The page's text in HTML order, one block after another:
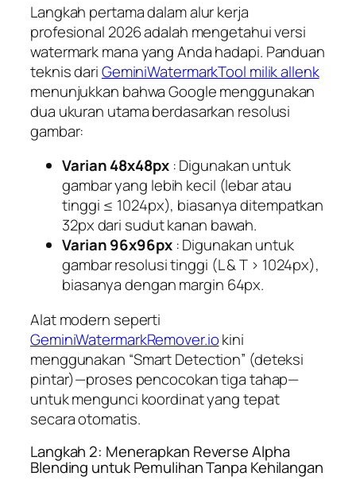
Langkah pertama dalam alur kerja
profesional 2026 adalah mengetahui versi
watermark mana yang Anda hadapi. Panduan
teknis dariGeminiWatermarkTool milik allenk
menunjukkan bahwa Google menggunakan
dua ukuran utama berdasarkan resolusi
gambar:
Varian 48x48px: Digunakan untuk
gambar yang lebih kecil (lebar atau
tinggi ≤ 1024px), biasanya ditempatkan
32px dari sudut kanan bawah.
Varian 96x96px: Digunakan untuk
gambar resolusi tinggi (L & T > 1024px),
biasanya dengan margin 64px.
Alat modern seperti
GeminiWatermarkRemover.iokini
menggunakan “Smart Detection” (deteksi
pintar)—proses pencocokan tiga tahap—
untuk mengunci koordinat yang tepat
secara otomatis.
Langkah 2: Menerapkan Reverse Alpha
Blending untuk Pemulihan Tanpa Kehilangan